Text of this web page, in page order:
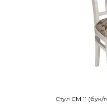
Стул СМ 11 (бук/